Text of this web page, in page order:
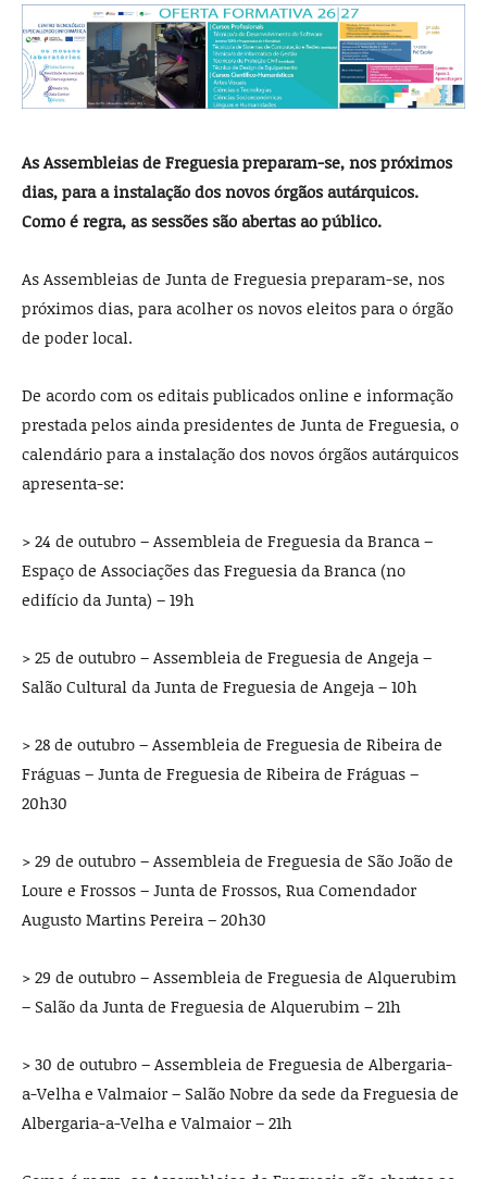
As Assembleias de Freguesia preparam-se, nos próximos
dias, para a instalação dos novos órgãos autárquicos.
Como é regra, as sessões são abertas ao público.
As Assembleias de Junta de Freguesia preparam-se, nos
próximos dias, para acolher os novos eleitos para o órgão
de poder local.
De acordo com os editais publicados online e informação
prestada pelos ainda presidentes de Junta de Freguesia, o
calendário para a instalação dos novos órgãos autárquicos
apresenta-se:
> 24 de outubro – Assembleia de Freguesia da Branca –
Espaço de Associações das Freguesia da Branca (no
edifício da Junta) – 19h
> 25 de outubro – Assembleia de Freguesia de Angeja –
Salão Cultural da Junta de Freguesia de Angeja – 10h
> 28 de outubro – Assembleia de Freguesia de Ribeira de
Fráguas – Junta de Freguesia de Ribeira de Fráguas –
20h30
> 29 de outubro – Assembleia de Freguesia de São João de
Loure e Frossos – Junta de Frossos, Rua Comendador
Augusto Martins Pereira – 20h30
> 29 de outubro – Assembleia de Freguesia de Alquerubim
– Salão da Junta de Freguesia de Alquerubim – 21h
> 30 de outubro – Assembleia de Freguesia de Albergaria-
a-Velha e Valmaior – Salão Nobre da sede da Freguesia de
Albergaria-a-Velha e Valmaior – 21h